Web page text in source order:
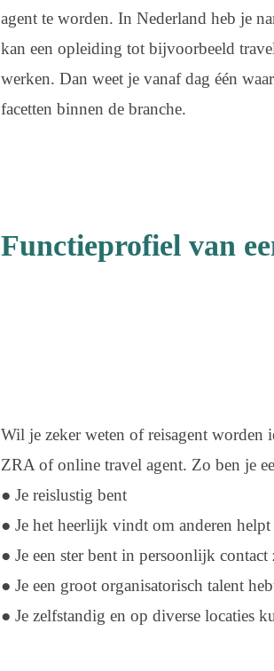
agent te worden. In Nederland heb je
kan een opleiding tot bijvoorbeeld
werken. Dan weet je vanaf dag één
facetten binnen de branche.
Functieprofiel van
Wil je zeker weten of reisagent
ZRA of online travel agent. Zo ben je
● Je reislustig bent
● Je het heerlijk vindt om anderen
● Je een ster bent in persoonlijk
● Je een groot organisatorisch talent
● Je zelfstandig en op diverse locaties